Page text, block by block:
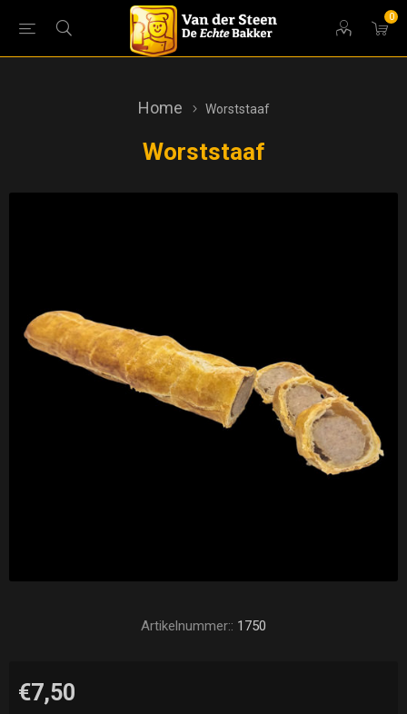
0
Home Worststaaf
Worststaaf
Artikelnummer:: 1750
€7,50